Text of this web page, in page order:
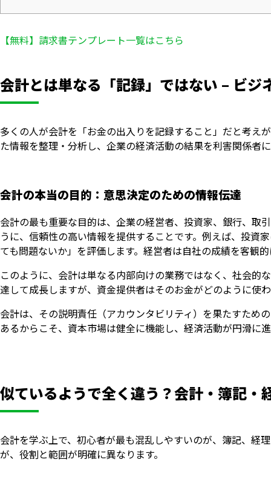
【無料】請求書テンプレート一覧はこちら
会計とは単なる「記録」ではない – ビジ
多くの人が会計を「お金の出入りを記録すること」だと考え
た情報を整理・分析し、企業の経済活動の結果を利害関係者
会計の本当の目的：意思決定のための情報伝達
会計の最も重要な目的は、企業の経営者、投資家、銀行、取
うに、信頼性の高い情報を提供することです。例えば、投資
ても問題ないか」を評価します。経営者は自社の成績を客観
このように、会計は単なる内部向けの業務ではなく、社会的
達して成長しますが、資金提供者はそのお金がどのように使
会計は、その説明責任（アカウンタビリティ）を果たすため
あるからこそ、資本市場は健全に機能し、経済活動が円滑に
似ているようで全く違う？会計・簿記・
会計を学ぶ上で、初心者が最も混乱しやすいのが、簿記、経
が、役割と範囲が明確に異なります。